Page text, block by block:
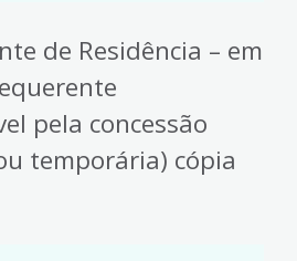
de Residência – em
pela concessão
temporária) cópia